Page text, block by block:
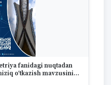
fanidagi nuqtadan
o‘tkazish mavzusini